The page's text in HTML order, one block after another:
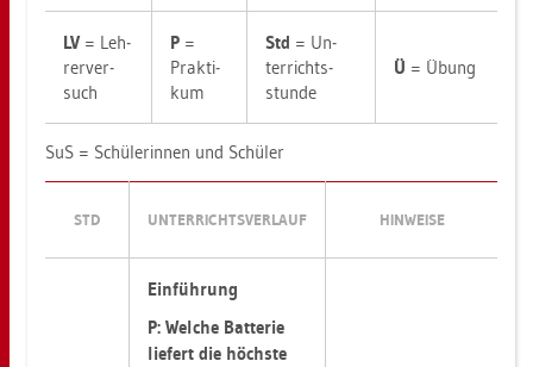
LV = Leh­
rer­ver­
such
P =
Prak­ti­
kum
Std = Un­
ter­richts­
stun­de
Ü = Übung
SuS = Schü­le­rin­nen und Schü­ler
STD UN­TER­RICHTS­VER­LAUF HIN­WEI­SE
Ein­füh­rung
P: Wel­che Bat­te­rie
lie­fert die höchs­te